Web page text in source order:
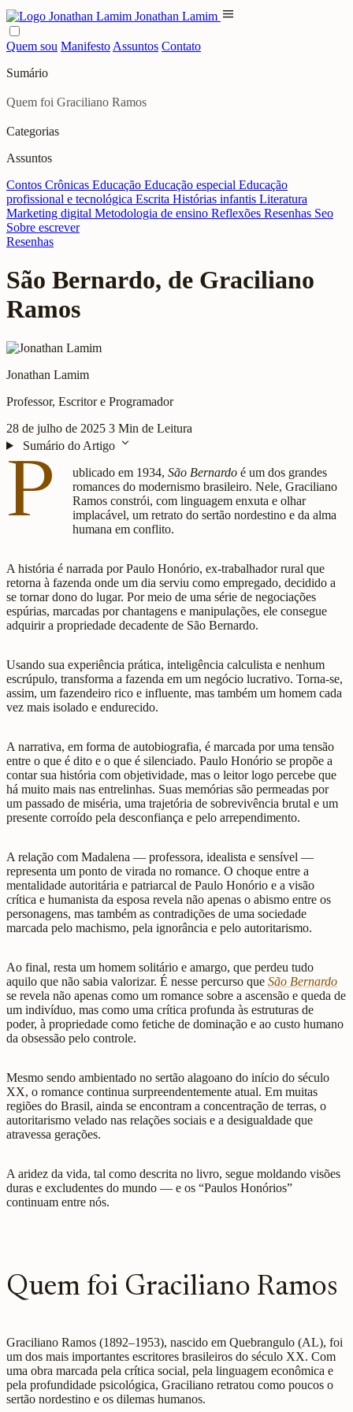
Jonathan Lamim menu
Quem sou Manifesto Assuntos Contato
Sumário
Quem foi Graciliano Ramos
Categorias
Assuntos
Contos Crônicas Educação Educação especial Educação
profissional e tecnológica Escrita Histórias infantis Literatura
Marketing digital Metodologia de ensino Reflexões Resenhas Seo
Sobre escrever
Resenhas
São Bernardo, de Graciliano
Ramos
Jonathan Lamim
Professor, Escritor e Programador
28 de julho de 2025 3 Min de Leitura
Sumário do Artigo expand_more
P ublicado em 1934, São Bernardo é um dos grandes
romances do modernismo brasileiro. Nele, Graciliano
Ramos constrói, com linguagem enxuta e olhar
implacável, um retrato do sertão nordestino e da alma
humana em conflito.
A história é narrada por Paulo Honório, ex-trabalhador rural que
retorna à fazenda onde um dia serviu como empregado, decidido a
se tornar dono do lugar. Por meio de uma série de negociações
espúrias, marcadas por chantagens e manipulações, ele consegue
adquirir a propriedade decadente de São Bernardo.
Usando sua experiência prática, inteligência calculista e nenhum
escrúpulo, transforma a fazenda em um negócio lucrativo. Torna-se,
assim, um fazendeiro rico e influente, mas também um homem cada
vez mais isolado e endurecido.
A narrativa, em forma de autobiografia, é marcada por uma tensão
entre o que é dito e o que é silenciado. Paulo Honório se propõe a
contar sua história com objetividade, mas o leitor logo percebe que
há muito mais nas entrelinhas. Suas memórias são permeadas por
um passado de miséria, uma trajetória de sobrevivência brutal e um
presente corroído pela desconfiança e pelo arrependimento.
A relação com Madalena — professora, idealista e sensível —
representa um ponto de virada no romance. O choque entre a
mentalidade autoritária e patriarcal de Paulo Honório e a visão
crítica e humanista da esposa revela não apenas o abismo entre os
personagens, mas também as contradições de uma sociedade
marcada pelo machismo, pela ignorância e pelo autoritarismo.
Ao final, resta um homem solitário e amargo, que perdeu tudo
aquilo que não sabia valorizar. É nesse percurso que São Bernardo
se revela não apenas como um romance sobre a ascensão e queda de
um indivíduo, mas como uma crítica profunda às estruturas de
poder, à propriedade como fetiche de dominação e ao custo humano
da obsessão pelo controle.
Mesmo sendo ambientado no sertão alagoano do início do século
XX, o romance continua surpreendentemente atual. Em muitas
regiões do Brasil, ainda se encontram a concentração de terras, o
autoritarismo velado nas relações sociais e a desigualdade que
atravessa gerações.
A aridez da vida, tal como descrita no livro, segue moldando visões
duras e excludentes do mundo — e os “Paulos Honórios”
continuam entre nós.
Quem foi Graciliano Ramos
Graciliano Ramos (1892–1953), nascido em Quebrangulo (AL), foi
um dos mais importantes escritores brasileiros do século XX. Com
uma obra marcada pela crítica social, pela linguagem econômica e
pela profundidade psicológica, Graciliano retratou como poucos o
sertão nordestino e os dilemas humanos.